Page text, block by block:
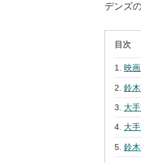
デンズ
目次
映
鈴
大
大
鈴